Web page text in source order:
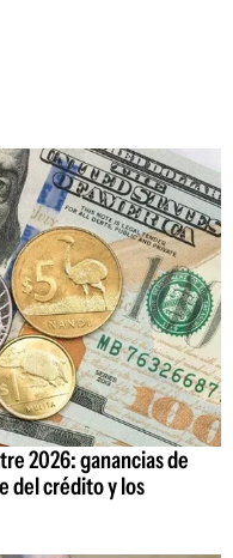
2026: ganancias de
del crédito y los